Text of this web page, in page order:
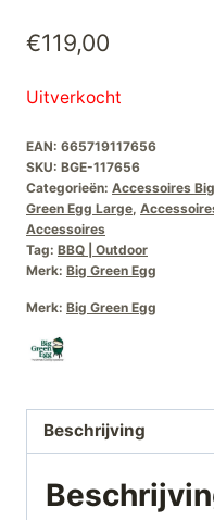
€119,00
Uitverkocht
EAN: 665719117656
SKU: BGE-117656
Categorieën: Accessoires
Green Egg Large,
Accessoires
Tag: BBQ | Outdoor
Merk: Big Green Egg
Merk: Big Green Egg
Beschrijving